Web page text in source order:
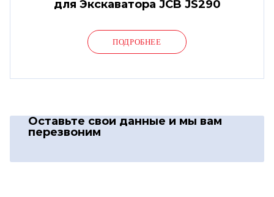
для Экскаватора JCB JS290
ПОДРОБНЕЕ
Оставьте свои данные и мы вам
перезвоним